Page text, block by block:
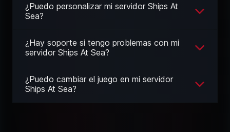
¿Puedo personalizar mi servidor Ships At
Sea?
¿Hay soporte si tengo problemas con mi
servidor Ships At Sea?
¿Puedo cambiar el juego en mi servidor
Ships At Sea?